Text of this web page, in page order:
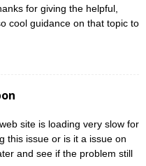
for giving the helpful,
cool guidance on that topic to
site is loading very slow for
this issue or is it a issue on
and see if the problem still